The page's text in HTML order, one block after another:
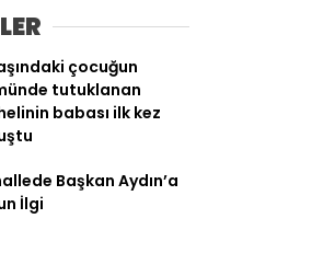
çocuğun
tutuklanan
babası ilk kez
Başkan Aydın’a
İlgi